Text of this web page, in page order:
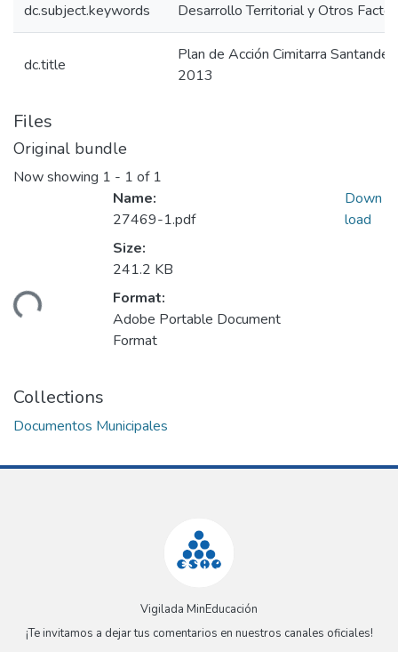
dc.subject.keywords Desarrollo Territorial y Otros
dc.title
Plan de Acción Cimitarra
2013
Files
Original bundle
Now showing 1 - 1 of 1
Name:
27469-1.pdf
Size:
241.2 KB
Format:
Adobe Portable Document
Format
Down
load
Collections
Documentos Municipales
Vigilada MinEducación
¡Te invitamos a dejar tus comentarios en nuestros canales oficiales!